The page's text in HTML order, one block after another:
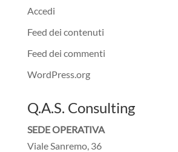
Accedi
Feed dei contenuti
Feed dei commenti
WordPress.org
Q.A.S. Consulting
SEDE OPERATIVA
Viale Sanremo, 36